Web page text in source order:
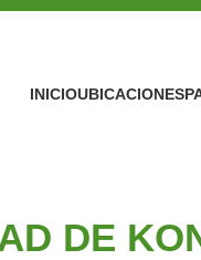
INICIOUBICACIONES
DE